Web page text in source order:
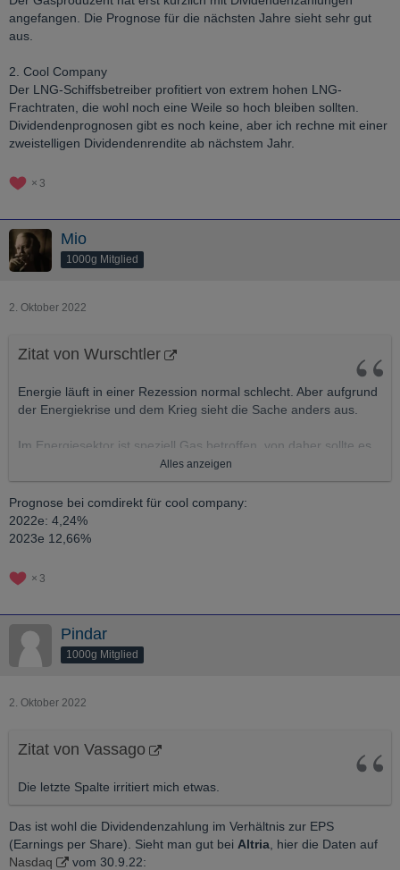
angefangen. Die Prognose für die nächsten Jahre sieht sehr gut
aus.
2. Cool Company
Der LNG-Schiffsbetreiber profitiert von extrem hohen LNG-
Frachtraten, die wohl noch eine Weile so hoch bleiben sollten.
Dividendenprognosen gibt es noch keine, aber ich rechne mit einer
zweistelligen Dividendenrendite ab nächstem Jahr.
3
Mio
1000g Mitglied
2. Oktober 2022
Zitat von Wurschtler
Energie läuft in einer Rezession normal schlecht. Aber aufgrund
der Energiekrise und dem Krieg sieht die Sache anders aus.
Im Energiesektor ist speziell Gas betroffen, von daher sollte es
dort halbwegs sichere Dividenden geben.
Vorschläge:
1. Energean
Der Gasproduzent hat erst kürzlich mit Dividendenzahlungen
aus.
Der LNG-Schiffsbetreiber profitiert von extrem hohen LNG-
Frachtraten, die wohl noch eine Weile so hoch bleiben sollten.
Dividendenprognosen gibt es noch keine, aber ich rechne mit
Alles anzeigen
Prognose bei comdirekt für cool company:
2022e: 4,24%
2023e 12,66%
3
Pindar
1000g Mitglied
2. Oktober 2022
Zitat von Vassago
Die letzte Spalte irritiert mich etwas.
Das ist wohl die Dividendenzahlung im Verhältnis zur EPS
(Earnings per Share). Sieht man gut bei Altria , hier die Daten auf
Nasdaq
vom 30.9.22: